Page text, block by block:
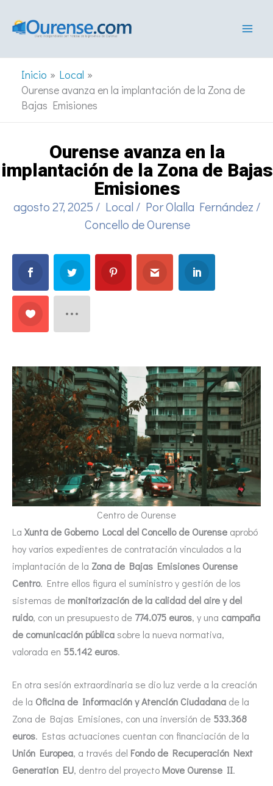
Inicio
Local
Ourense avanza en la implantación de la Zona de
Bajas Emisiones
Ourense avanza en la
implantación de la Zona de Bajas
Emisiones
agosto 27, 2025 / Local / PorOlalla Fernández /
Concello de Ourense
Centro de Ourense
La Xunta de Goberno Local del Concello de Ourense aprobó
hoy varios expedientes de contratación vinculados a la
implantación de la Zona de Bajas Emisiones Ourense
Centro. Entre ellos figura el suministro y gestión de los
sistemas de monitorización de la calidad del aire y del
ruido, con un presupuesto de 774.075 euros, y una campaña
de comunicación públicasobre la nueva normativa,
valorada en 55.142 euros.
En otra sesión extraordinaria se dio luz verde a la creación
de la Oficina de Información y Atención Ciudadana de la
Zona de Bajas Emisiones, con una inversión de 533.368
euros. Estas actuaciones cuentan con financiación de la
Unión Europea, a través del Fondo de Recuperación Next
Generation EU, dentro del proyecto Move Ourense II.